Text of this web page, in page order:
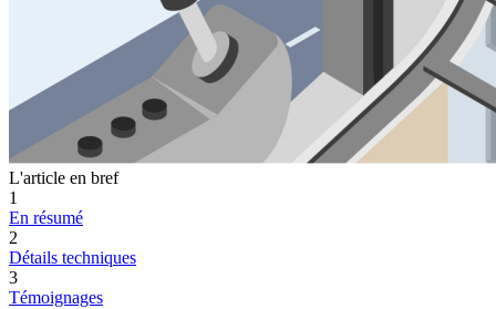
L'article en bref
1
En résumé
2
Détails techniques
3
Témoignages